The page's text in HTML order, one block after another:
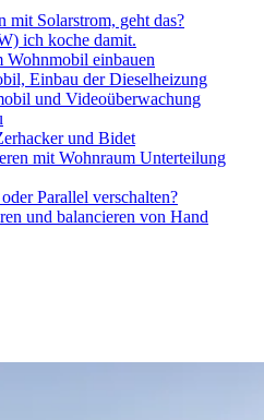
mit Solarstrom, geht das?
ich koche damit.
Wohnmobil einbauen
Einbau der Dieselheizung
und Videoüberwachung
und Bidet
mit Wohnraum Unterteilung
Parallel verschalten?
und balancieren von Hand